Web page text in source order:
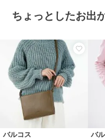
ちょっとしたお出
バルコス バ